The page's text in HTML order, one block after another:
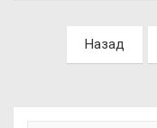
Пагинация
записей
Назад